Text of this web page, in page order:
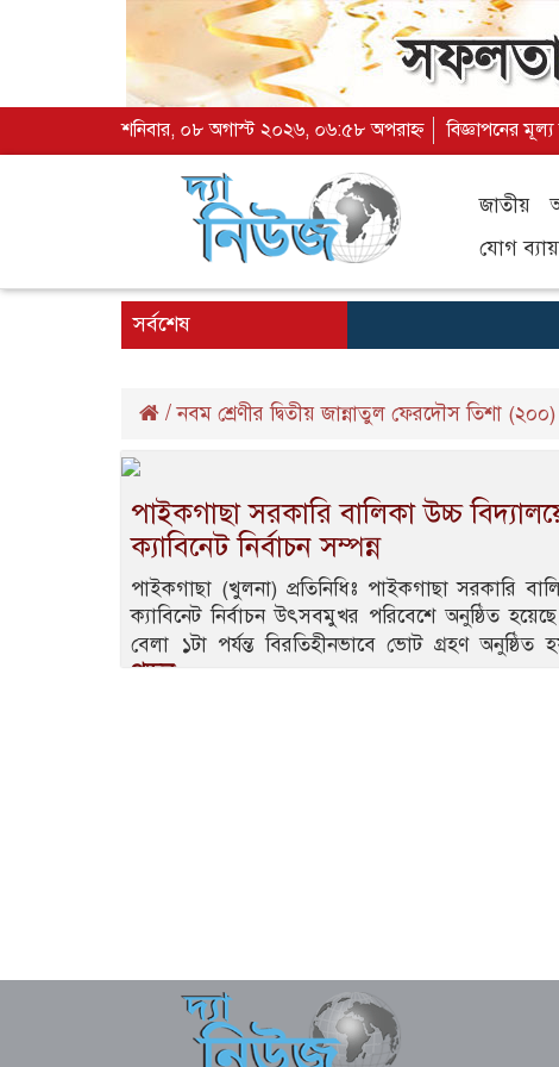
শনিবার, ০৮ অগাস্ট ২০২৬, ০৬:৫৮ অপরাহ্ন বিজ্ঞাপনের
জাতীয়
যোগ
সর্বশেষ
/নবম শ্রেণীর দ্বিতীয় জান্নাতুল ফেরদৌস তিশা (২০০)
পাইকগাছা সরকারি বালিকা উচ্চ
ক্যাবিনেট নির্বাচন সম্পন্ন
পাইকগাছা (খুলনা) প্রতিনিধিঃ পাইকগাছা সরকারি
ক্যাবিনেট নির্বাচন উৎসবমুখর পরিবেশে অনুষ্ঠিত
বেলা ১টা পর্যন্ত বিরতিহীনভাবে ভোট গ্রহণ
পড়ুন..